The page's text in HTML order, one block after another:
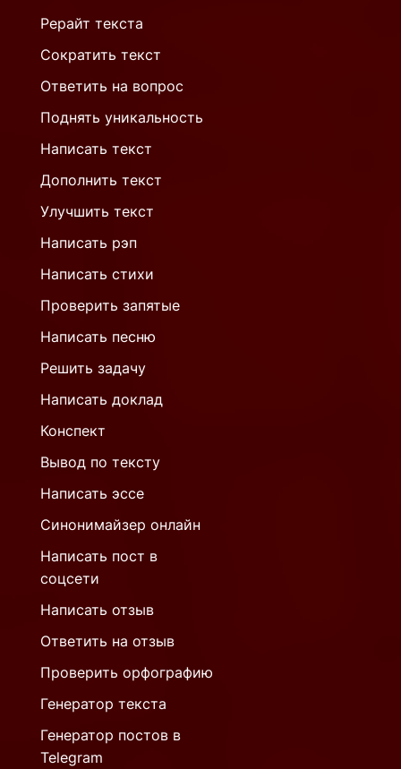
Рерайт текста
Сократить текст
Ответить на вопрос
Поднять уникальность
Написать текст
Дополнить текст
Улучшить текст
Написать рэп
Написать стихи
Проверить запятые
Написать песню
Решить задачу
Написать доклад
Конспект
Вывод по тексту
Написать эссе
Синонимайзер онлайн
Написать пост в
соцсети
Написать отзыв
Ответить на отзыв
Проверить орфографию
Генератор текста
Генератор постов в
Telegram